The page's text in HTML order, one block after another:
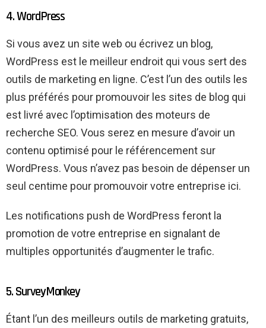
4. WordPress
Si vous avez un site web ou écrivez un blog,
WordPress est le meilleur endroit qui vous sert des
outils de marketing en ligne. C’est l’un des outils les
plus préférés pour promouvoir les sites de blog qui
est livré avec l’optimisation des moteurs de
recherche SEO. Vous serez en mesure d’avoir un
contenu optimisé pour le référencement sur
WordPress. Vous n’avez pas besoin de dépenser un
seul centime pour promouvoir votre entreprise ici.
Les notifications push de WordPress feront la
promotion de votre entreprise en signalant de
multiples opportunités d’augmenter le trafic.
5. SurveyMonkey
Étant l’un des meilleurs outils de marketing gratuits,